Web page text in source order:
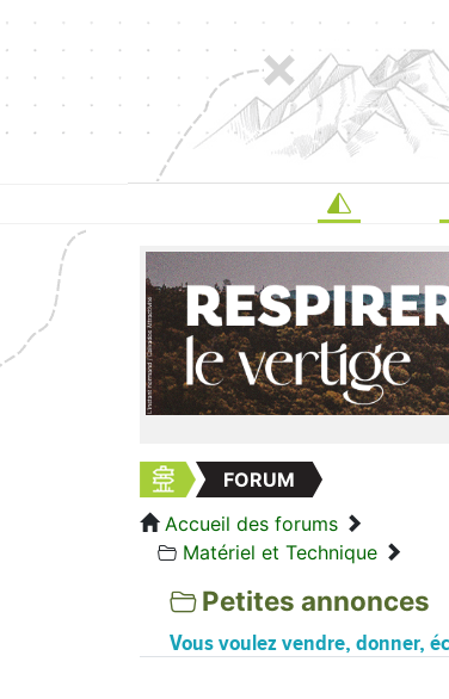
FORUM
Accueil des forums
Matériel et Technique
Petites annonces
Vous voulez vendre, donner,